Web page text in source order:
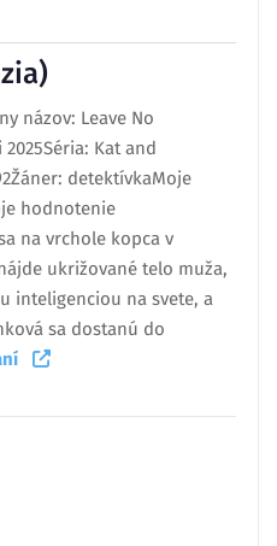
názov: Leave No
Kat and
detektívkaMoje
hodnotenie
na vrchole kopca v
ukrižované telo muža,
inteligenciou na svete, a
sa dostanú do